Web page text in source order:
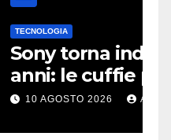
di sei
amate